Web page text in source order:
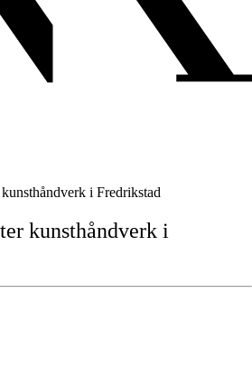
i Fredrikstad
kunsthåndverk i